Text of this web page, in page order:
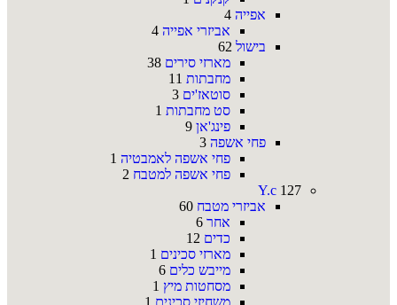
אפייה 4
אביזרי אפייה 4
בישול 62
מארזי סירים 38
מחבתות 11
סוטאז'ים 3
סט מחבתות 1
פינג'אן 9
פחי אשפה 3
פחי אשפה לאמבטיה 1
פחי אשפה למטבח 2
Y.c 127
אביזרי מטבח 60
אחר 6
כדים 12
מארזי סכינים 1
מייבש כלים 6
מסחטות מיץ 1
משחיזי סכינים 1